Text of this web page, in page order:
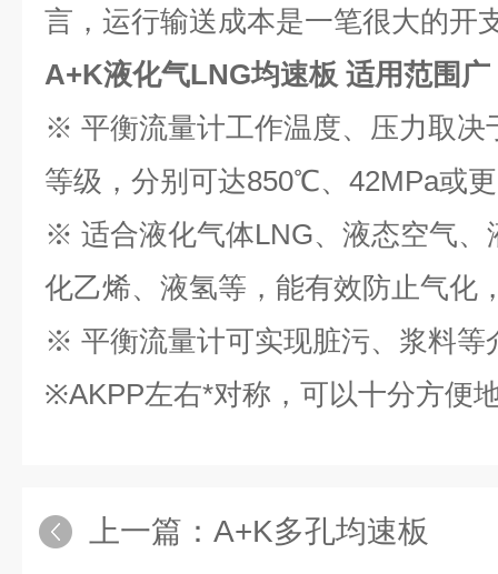
言，运行输送成本是一笔很大的开
A+K液化气LNG均速板 适用范围广
※ 平衡流量计工作温度、压力取决
等级，分别可达850℃、42MPa或
※ 适合液化气体LNG、液态空气、
化乙烯、液氢等，能有效防止气化
※ 平衡流量计可实现脏污、浆料等
※AKPP左右*对称，可以十分方便
上一篇： A+K多孔均速板